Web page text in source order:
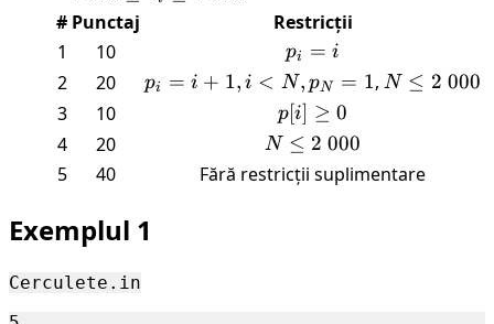
\
000
p_i
\leq
000
\leq
\leq
5 \
000
# Punctaj
Restricții
1
10
p_i
= i
pi = i
2 20
p_i
pi = i + 1, i < N, pN = 1,
N
N ≤ 2 000
3
10
p[i]
\geq
0
p[i] ≥ 0
4
20
N
\leq
N ≤ 2 000
5
40 Fără restricții suplimentare
Exemplul 1
Cerculete.in